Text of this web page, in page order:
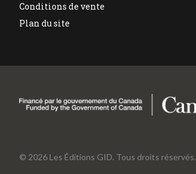
Conditions de vente
Plan du site
© 2026 Les Éditions GID. Tous droits réservés.